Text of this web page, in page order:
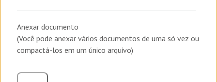
Anexar documento
(Você pode anexar vários documentos de uma só vez ou
compactá-los em um único arquivo)